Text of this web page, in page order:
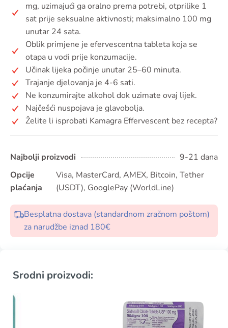
mg, uzimajući ga oralno prema potrebi, otprilike 1
sat prije seksualne aktivnosti; maksimalno 100 mg
unutar 24 sata.
Oblik primjene je efervescentna tableta koja se
otapa u vodi prije konzumacije.
Učinak lijeka počinje unutar 25–60 minuta.
Trajanje djelovanja je 4-6 sati.
Ne konzumirajte alkohol dok uzimate ovaj lijek.
Najčešći nuspojava je glavobolja.
Želite li isprobati Kamagra Effervescent bez recepta?
Najbolji proizvodi
9-21 dana
Opcije
plaćanja
Visa, MasterCard, AMEX, Bitcoin, Tether
(USDT), GooglePay (WorldLine)
Besplatna dostava (standardnom zračnom poštom)
za narudžbe iznad 180€
Srodni proizvodi: